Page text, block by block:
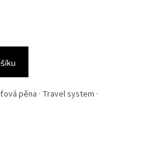
pěna · Travel system ·